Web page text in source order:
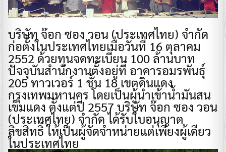
บริษัท จ๊อก ซอง วอน (ประเทศไทย) จำกัด
ก่อตั้งในประเทศไทยเมื่อวันที่ 16 ตุลาคม
2552 ด้วยทุนจดทะเบียน 100 ล้านบาท
ปัจจุบันสำนักงานตั้งอยู่ที่ อาคารอมรพันธุ์
205 ทาวเวอร์ 1 ชั้น 18 เขตดินแดง
กรุงเทพมหานคร โดยเป็นผู้นำเข้าน้ำมันสน
เข็มแดง ตั้งแต่ปี 2557 บริษัท จ๊อก ซอง วอน
(ประเทศไทย) จำกัด ได้รับใบอนุญาต
ลิขสิทธิ์ ให้เป็นผู้จัดจำหน่ายแต่เพียงผู้เดียว
ในประเทศไทย